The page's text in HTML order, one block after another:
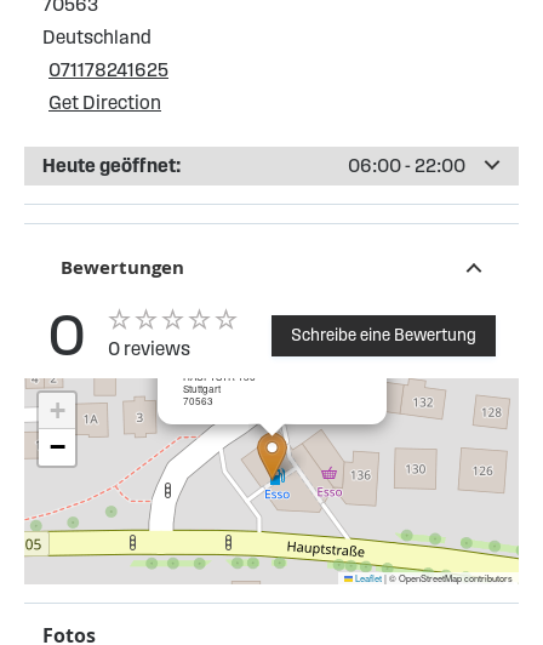
70563
Deutschland
071178241625
Get Direction
Heute geöffnet: 06:00 - 22:00
Bewertungen
0 0 reviews
Schreibe eine Bewertung
HAUPTSTR 136
Stuttgart
70563
×
+
−
Leaflet|© OpenStreetMap contributors
Fotos